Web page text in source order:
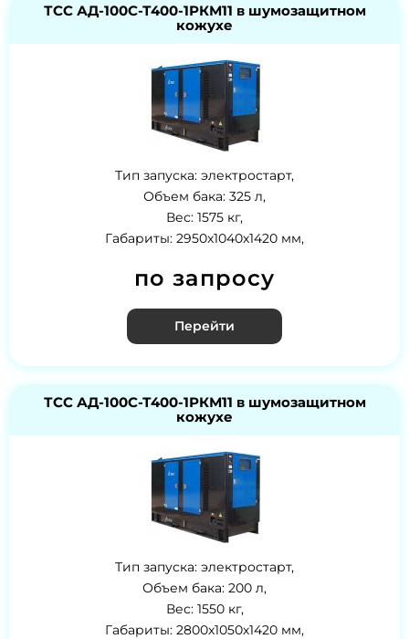
ТСС АД-100С-Т400-1РКМ11 в шумозащитном
кожухе
Тип запуска: электростарт,
Объем бака: 325 л,
Вес: 1575 кг,
Габариты: 2950x1040x1420 мм,
по запросу
Перейти
ТСС АД-100С-Т400-1РКМ11 в шумозащитном
кожухе
Тип запуска: электростарт,
Объем бака: 200 л,
Вес: 1550 кг,
Габариты: 2800х1050х1420 мм,